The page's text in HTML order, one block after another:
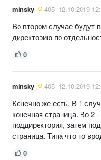
minsky 405 12.10.2019
Во втором случае будут
директорию по
0
minsky 405 12.10.2019
Конечно же есть. В 1
конечная страница. Во 2
поддиректория, затем
страница. Типа что то
0